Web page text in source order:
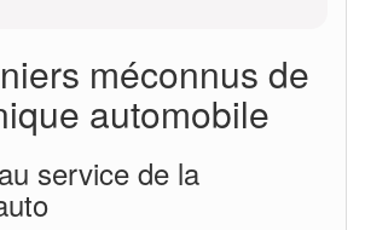
méconnus de
automobile
service de la